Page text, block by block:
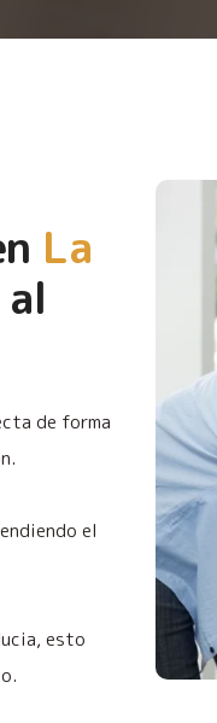
La
de forma
el
esto